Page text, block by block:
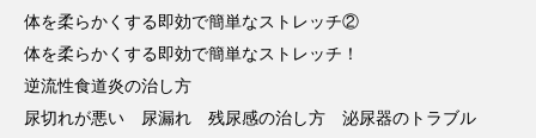
体を柔らかくする即効で簡単なストレッチ②
体を柔らかくする即効で簡単なストレッチ！
逆流性食道炎の治し方
尿切れが悪い 尿漏れ 残尿感の治し方 泌尿器のトラブル